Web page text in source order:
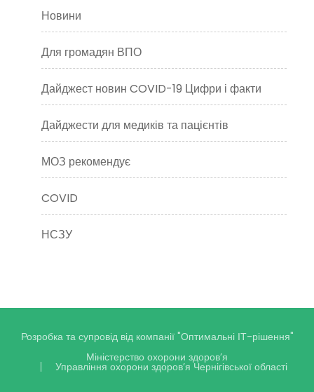
Новини
Для громадян ВПО
Дайджест новин COVID-19 Цифри і факти
Дайджести для медиків та пацієнтів
МОЗ рекомендує
COVID
НСЗУ
Розробка та супровід від компанії "Оптимальні ІТ-рішення"
Міністерство охорони здоров’я
Управління охорони здоров’я Чернігівської області